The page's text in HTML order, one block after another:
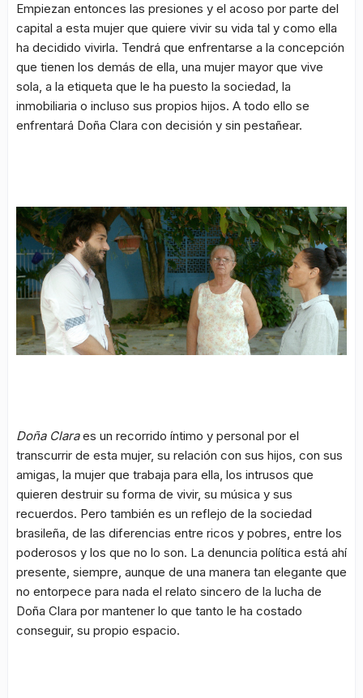
Empiezan entonces las presiones y el acoso por parte del
capital a esta mujer que quiere vivir su vida tal y como ella
ha decidido vivirla. Tendrá que enfrentarse a la concepción
que tienen los demás de ella, una mujer mayor que vive
sola, a la etiqueta que le ha puesto la sociedad, la
inmobiliaria o incluso sus propios hijos. A todo ello se
enfrentará Doña Clara con decisión y sin pestañear.
Doña Claraes un recorrido íntimo y personal por el
transcurrir de esta mujer, su relación con sus hijos, con sus
amigas, la mujer que trabaja para ella, los intrusos que
quieren destruir su forma de vivir, su música y sus
recuerdos. Pero también es un reflejo de la sociedad
brasileña, de las diferencias entre ricos y pobres, entre los
poderosos y los que no lo son. La denuncia política está ahí
presente, siempre, aunque de una manera tan elegante que
no entorpece para nada el relato sincero de la lucha de
Doña Clara por mantener lo que tanto le ha costado
conseguir, su propio espacio.